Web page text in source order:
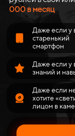
000 в месяц
Даже если у
старенький
смартфон
Даже если у
знаний и
Даже если
хотите
лицом в